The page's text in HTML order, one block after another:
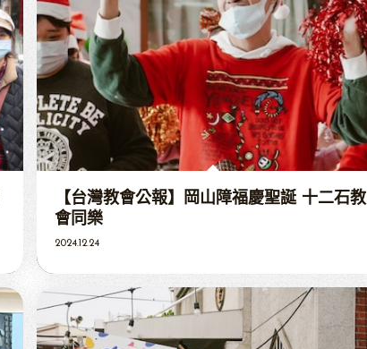
【台灣教會公報】岡山障福慶聖誕 十二石教
會同樂
2024.12.24